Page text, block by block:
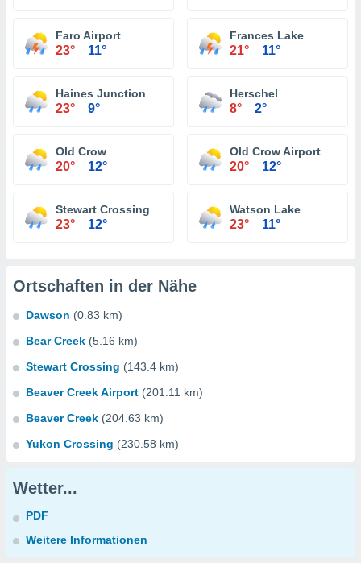
Faro Airport
23° 11°
Frances Lake
21° 11°
Haines Junction
23° 9°
Herschel
8° 2°
Old Crow
20° 12°
Old Crow Airport
20° 12°
Stewart Crossing
23° 12°
Watson Lake
23° 11°
Ortschaften in der Nähe
Dawson (0.83 km)
Bear Creek (5.16 km)
Stewart Crossing (143.4 km)
Beaver Creek Airport (201.11 km)
Beaver Creek (204.63 km)
Yukon Crossing (230.58 km)
Wetter...
PDF
Weitere Informationen